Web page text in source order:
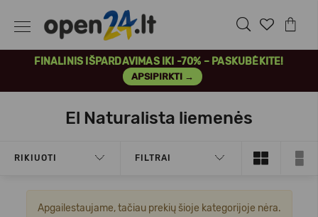
FINALINIS IŠPARDAVIMAS IKI -70% – PASKUBĖKITE!
APSIPIRKTI →
El Naturalista liemenės
RIKIUOTI FILTRAI
Apgailestaujame, tačiau prekių šioje kategorijoje nėra.